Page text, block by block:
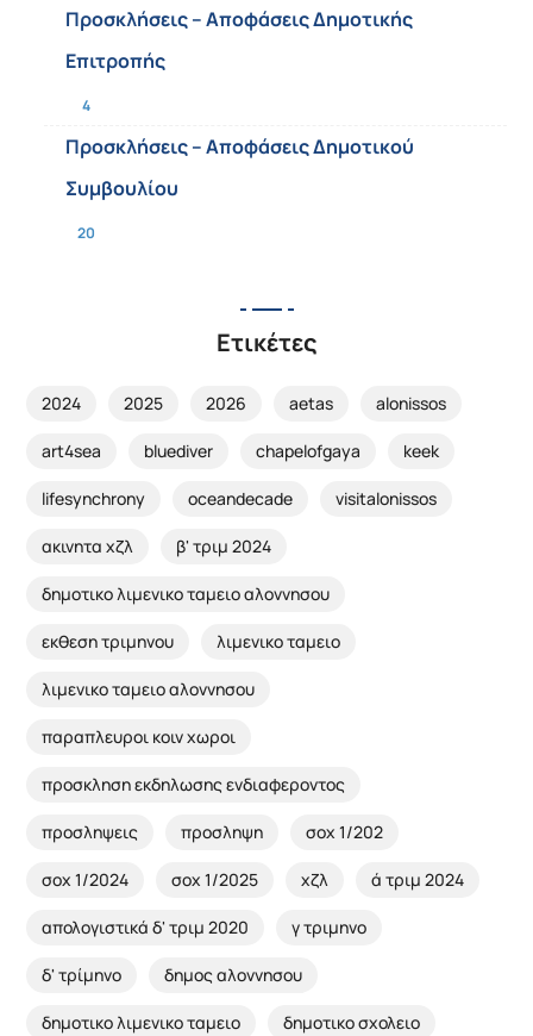
Προσκλήσεις – Αποφάσεις Δημοτικής
Επιτροπής
4
Προσκλήσεις – Αποφάσεις Δημοτικού
Συμβουλίου
20
Ετικέτες
2024 2025 2026 aetas alonissos
art4sea bluediver chapelofgaya keek
lifesynchrony oceandecade visitalonissos
ακινητα χζλ β' τριμ 2024
δημοτικο λιμενικο ταμειο αλοννησου
εκθεση τριμηνου λιμενικο ταμειο
λιμενικο ταμειο αλοννησου
παραπλευροι κοιν χωροι
προσκληση εκδηλωσης ενδιαφεροντος
προσληψεις προσληψη σοχ 1/202
σοχ 1/2024 σοχ 1/2025 χζλ ά τριμ 2024
απολογιστικά δ' τριμ 2020 γ τριμηνο
δ' τρίμηνο δημος αλοννησου
δημοτικο λιμενικο ταμειο δημοτικο σχολειο